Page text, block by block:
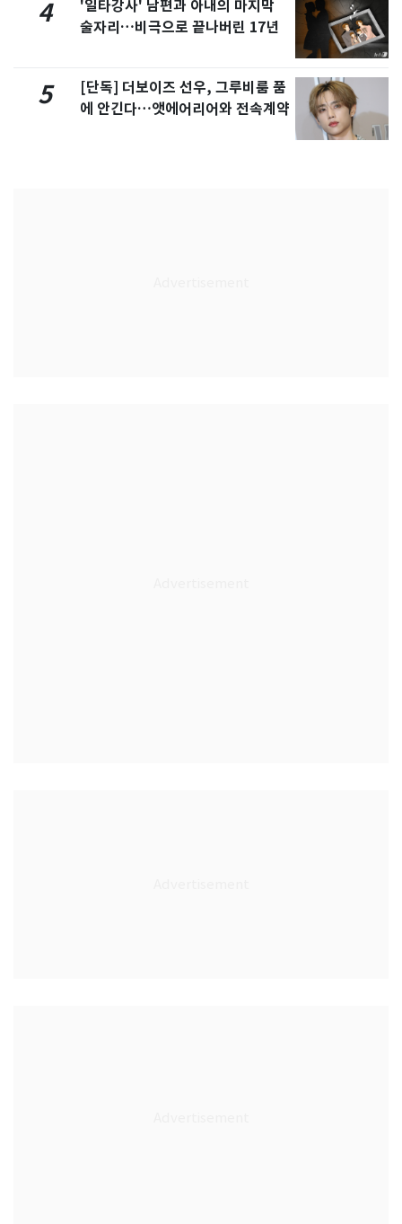
4
'일타강사' 남편과 아내의 마지막
술자리…비극으로 끝나버린 17년
5
[단독] 더보이즈 선우, 그루비룸 품
에 안긴다…앳에어리어와 전속계약